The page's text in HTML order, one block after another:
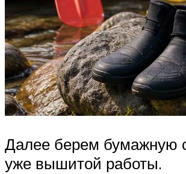
Далее берем бумажную
уже вышитой работы.